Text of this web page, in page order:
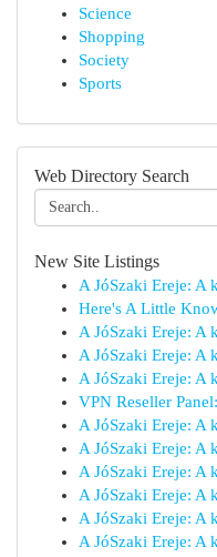
Science
Shopping
Society
Sports
Web Directory Search
New Site Listings
A JóSzaki Ereje: A
Here's A Little
A JóSzaki Ereje: A
A JóSzaki Ereje: A
A JóSzaki Ereje: A
VPN Reseller
A JóSzaki Ereje: A
A JóSzaki Ereje: A
A JóSzaki Ereje: A
A JóSzaki Ereje: A
A JóSzaki Ereje: A
A JóSzaki Ereje: A